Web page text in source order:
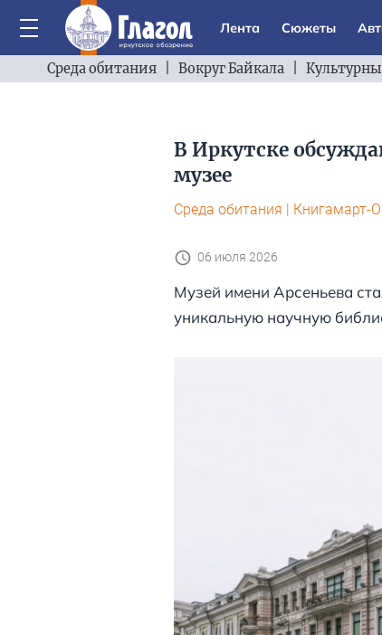
Лента Сюжеты
Среда обитания Вокруг Байкала
В Иркутске
музее
Среда обитания | Книгамарт-
06 июля 2026
Музей имени Арсеньева
уникальную научную